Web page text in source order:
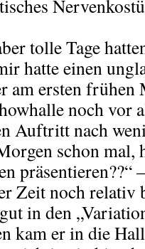
tolle Tage
hatte einen
am ersten
noch vor
Auftritt nach
schon
präsentieren??“
Zeit noch relativ
in den
kam er in die